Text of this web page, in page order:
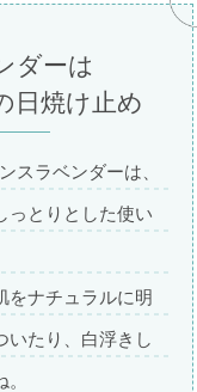
ダーは
日焼け止め
スラベンダーは、
っとりとした使い
をナチュラルに明
いたり、白浮きし